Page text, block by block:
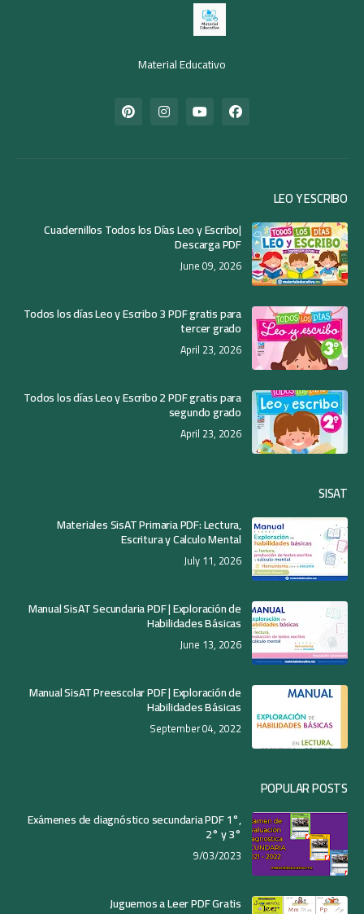
Material Educativo
LEO Y ESCRIBO
Cuadernillos Todos los Días Leo y Escribo|
Descarga PDF
June 09, 2026
Todos los días Leo y Escribo 3 PDF gratis para
tercer grado
April 23, 2026
Todos los días Leo y Escribo 2 PDF gratis para
segundo grado
April 23, 2026
SISAT
Materiales SisAT Primaria PDF: Lectura,
Escritura y Calculo Mental
July 11, 2026
Manual SisAT Secundaria PDF | Exploración de
Habilidades Básicas
June 13, 2026
Manual SisAT Preescolar PDF | Exploración de
Habilidades Básicas
September 04, 2022
POPULAR POSTS
Exámenes de diagnóstico secundaria PDF 1°,
2° y 3°
9/03/2023
Juguemos a Leer PDF Gratis